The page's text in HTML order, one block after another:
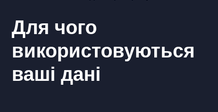
Для чого
використовуються
ваші дані